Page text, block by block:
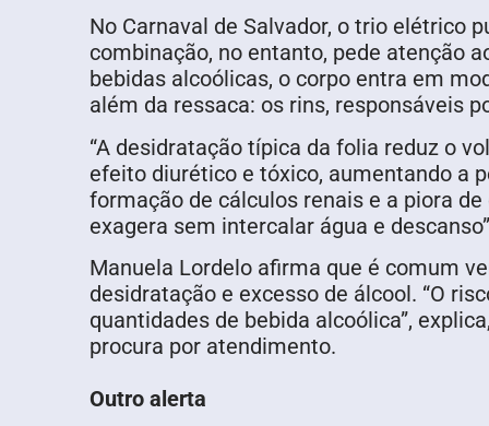
No Carnaval de Salvador, o trio elétrico
combinação, no entanto, pede atenção
bebidas alcoólicas, o corpo entra em
além da ressaca: os rins, responsáveis
“A desidratação típica da folia reduz o
efeito diurético e tóxico, aumentando a
formação de cálculos renais e a piora
exagera sem intercalar água e
Manuela Lordelo afirma que é comum
desidratação e excesso de álcool. “O
quantidades de bebida alcoólica”,
procura por atendimento.
Outro alerta